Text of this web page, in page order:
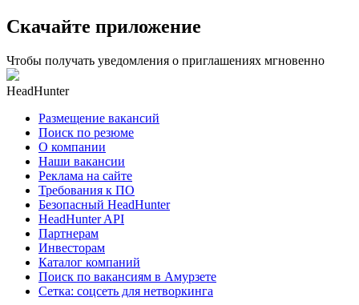
Скачайте приложение
Чтобы получать уведомления о приглашениях мгновенно
HeadHunter
Размещение вакансий
Поиск по резюме
О компании
Наши вакансии
Реклама на сайте
Требования к ПО
Безопасный HeadHunter
HeadHunter API
Партнерам
Инвесторам
Каталог компаний
Поиск по вакансиям в Амурзете
Сетка: соцсеть для нетворкинга